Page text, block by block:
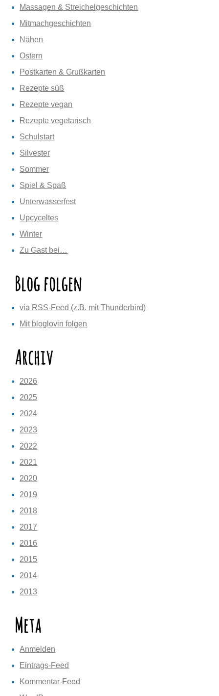
Massagen & Streichelgeschichten
Mitmachgeschichten
Nähen
Ostern
Postkarten & Grußkarten
Rezepte süß
Rezepte vegan
Rezepte vegetarisch
Schulstart
Silvester
Sommer
Spiel & Spaß
Unterwasserfest
Upcyceltes
Winter
Zu Gast bei…
Blog folgen
via RSS-Feed (z.B. mit Thunderbird)
Mit bloglovin folgen
Archiv
2026
2025
2024
2023
2022
2021
2020
2019
2018
2017
2016
2015
2014
2013
Meta
Anmelden
Eintrags-Feed
Kommentar-Feed